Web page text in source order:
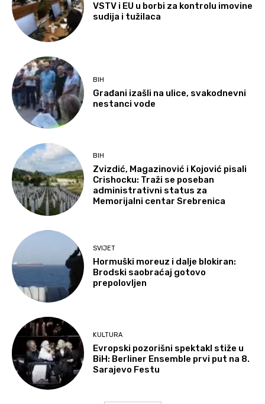
VSTV i EU u borbi za kontrolu imovine
sudija i tužilaca
BIH
Građani izašli na ulice, svakodnevni
nestanci vode
BIH
Zvizdić, Magazinović i Kojović pisali
Crishocku: Traži se poseban
administrativni status za
Memorijalni centar Srebrenica
SVIJET
Hormuški moreuz i dalje blokiran:
Brodski saobraćaj gotovo
prepolovljen
KULTURA
Evropski pozorišni spektakl stiže u
BiH: Berliner Ensemble prvi put na 8.
Sarajevo Festu